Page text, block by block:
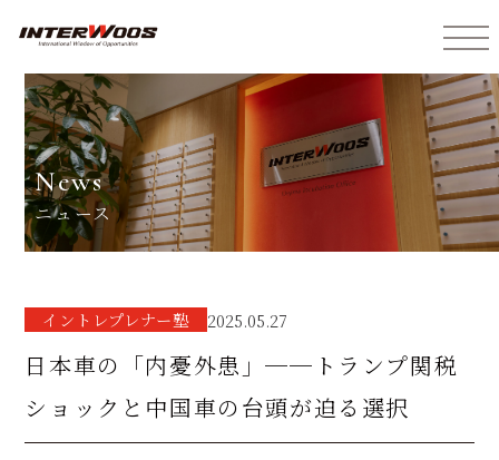
news
ニュース
イントレプレナー塾 2025.05.27
日本車の「内憂外患」──トランプ関税
ショックと中国車の台頭が迫る選択